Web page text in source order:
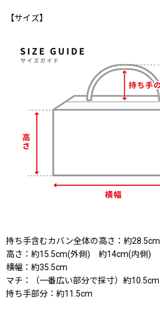
【サイズ】
持ち手含むカバン全体の高さ：約28.5cm
高さ：約15.5cm(外側) 約14cm(内側)
横幅：約35.5cm
マチ：（一番広い部分で採寸）約10.5cm
持ち手部分：約11.5cm